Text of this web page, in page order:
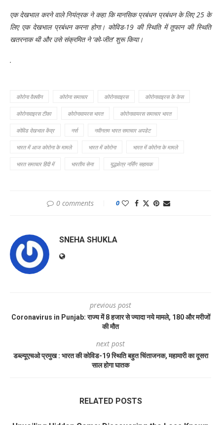
एक देखभाल करने वाले नियंत्रक ने कहा कि मानसिक प्रबंधन प्रबंधन के लिए 25 के
लिए एक देखभाल प्रबंधन करना होगा। कोविड-19 की स्थिति में तूफान की स्थिति
खतरनाक थी और उसे संक्रमित ने ‘को-जीत’ शुरू किया।
.
कोरोना वैक्सीन कोरोना समाचार कोरोनावाइरस कोरोनावाइरस के केस
कोरोनावाइरस टीका कोरोनावायरस भारत कोरोनावायरस समाचार भारत
कोविड देखभाल केंद्र नर्स नवीनतम भारत समाचार अपडेट
भारत में आज कोरोना के मामले भारत में कोरोना भारत में कोरोना के मामले
भारत समाचार हिंदी में भारतीय सेना युद्धक्षेत्र नर्सिंग सहायक
0 comments 0
SNEHA SHUKLA
previous post
Coronavirus in Punjab: राज्य में 8 हजार से ज्यादा नये मामले, 180 और मरीजों
की मौत
next post
डब्ल्यूएचओ प्रमुख : भारत की कोविड-19 स्थिति बहुत चिंताजनक, महामारी का दूसरा
साल होगा घातक
RELATED POSTS